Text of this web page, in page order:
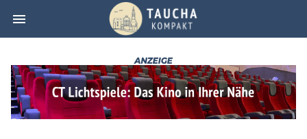
menu Tauchscher